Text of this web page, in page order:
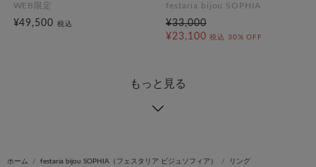
WEB限定
¥49,500税込
festaria bijou SOPHIA
¥33,000
¥23,100 税込 30% OFF
もっと見る
ホーム festaria bijou SOPHIA（フェスタリア ビジュソフィア）
リング